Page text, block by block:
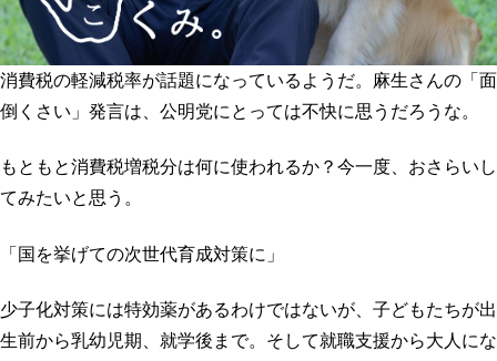
5つのつくば市の未来予想図 活動報告
お問い合わせ
消費税の軽減税率が話題になっているようだ。麻生さんの「面
倒くさい」発言は、公明党にとっては不快に思うだろうな。
もともと消費税増税分は何に使われるか？今一度、おさらいし
てみたいと思う。
「国を挙げての次世代育成対策に」
少子化対策には特効薬があるわけではないが、子どもたちが出
生前から乳幼児期、就学後まで。そして就職支援から大人にな